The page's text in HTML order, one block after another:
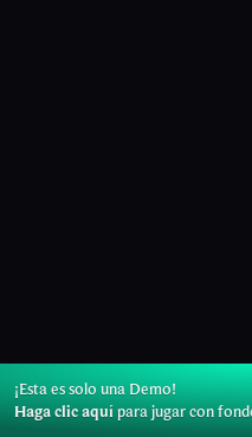
¡Esta es solo una Demo!
Haga clic aquípara jugar con